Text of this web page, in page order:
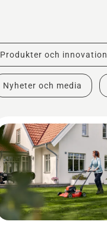
Produkter och
Nyheter och media